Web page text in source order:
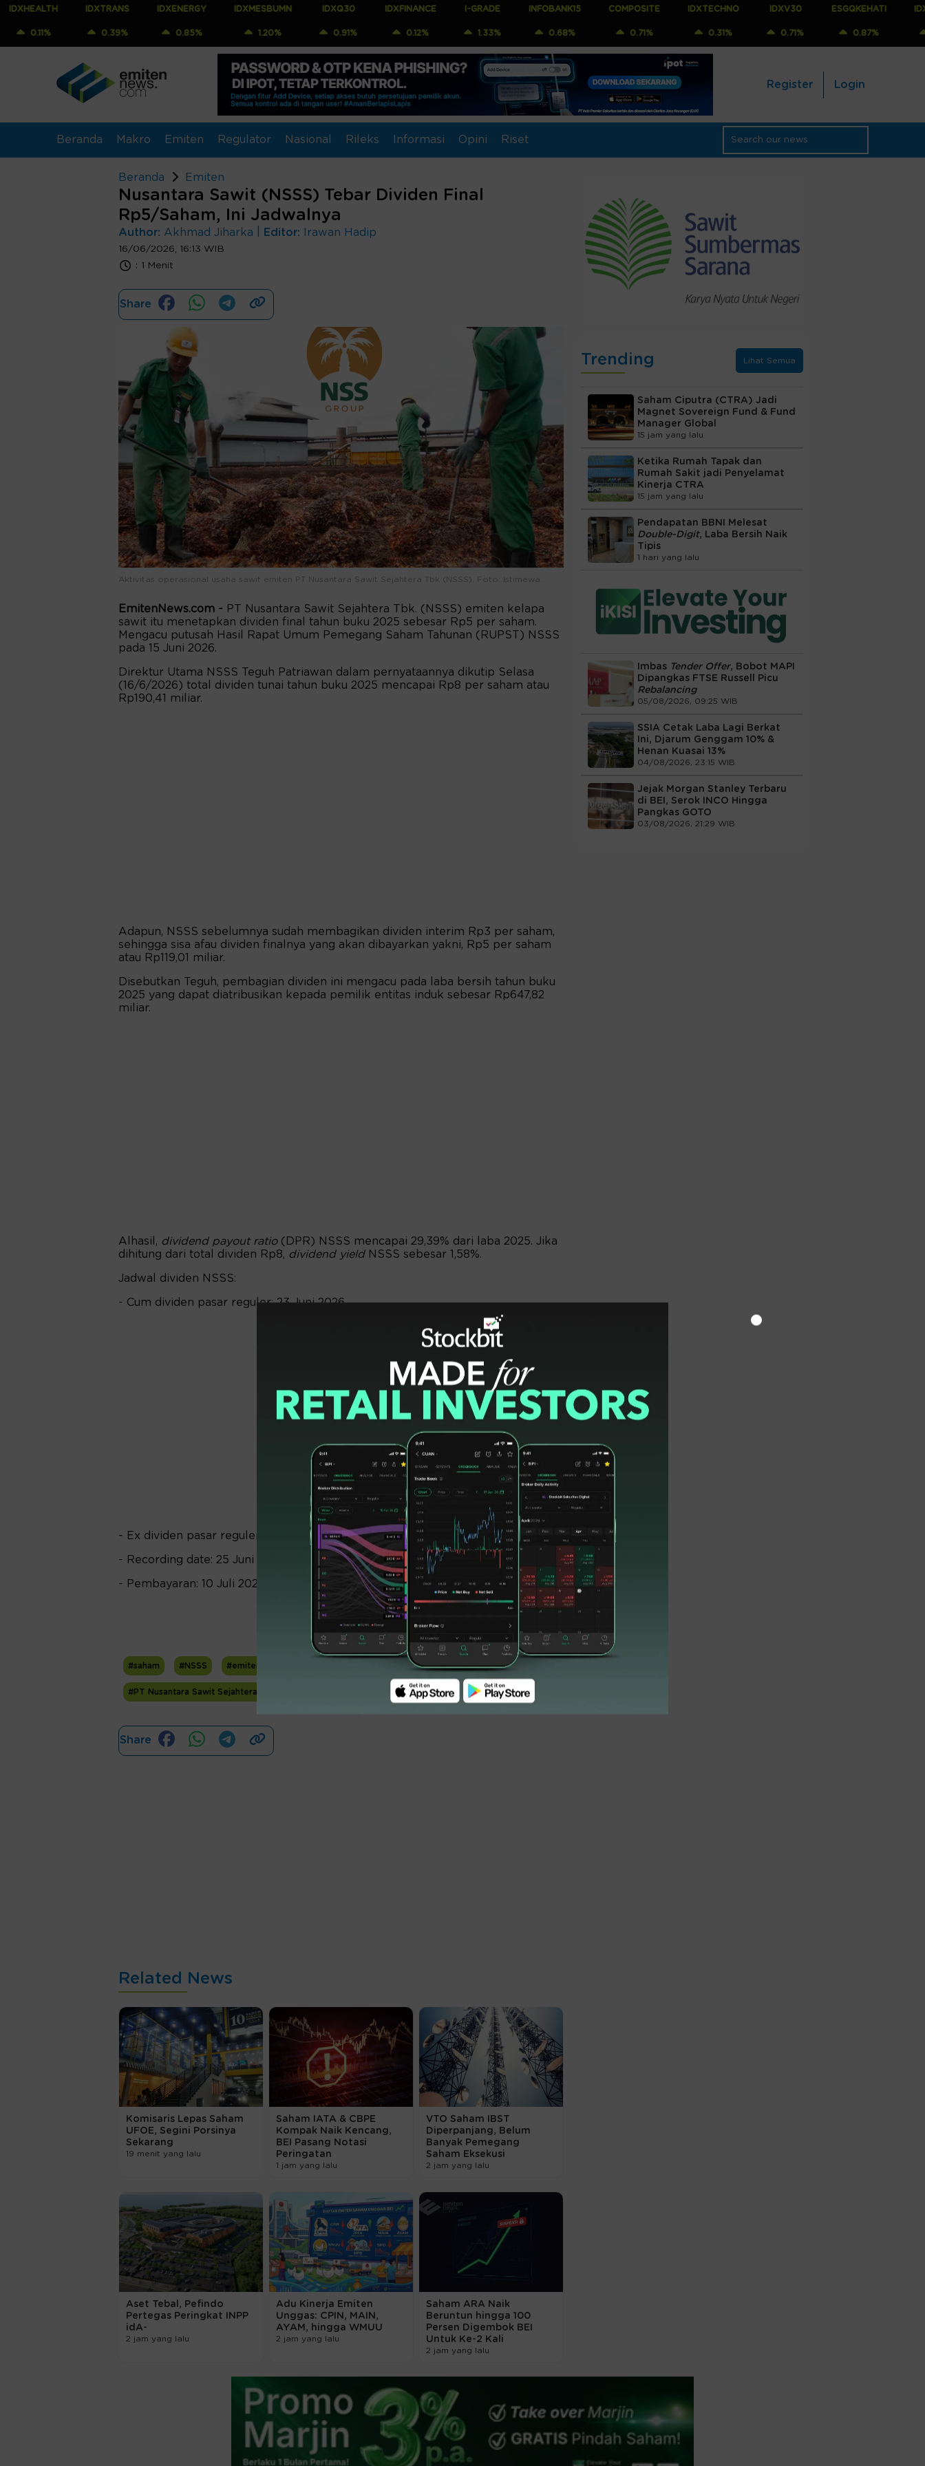
IDXTRANS
0.39%
IDXENERGY
0.85%
IDXMESBUMN IDXQ30
0.91%
IDXFINANCE
0.12%
I-GRADE
1.33%
INFOBANK15
0.68%
COMPOSITE
0.71%
IDXTECHNO IDXV30
0.71%
ESGQKEHATI
0.87%
IDXNONCYC
Register Login
Beranda Makro Emiten Regulator Nasional Rileks Informasi Opini Riset
Beranda Emiten
Nusantara Sawit (NSSS) Tebar Dividen Final
Rp5/Saham, Ini Jadwalnya
Author: Akhmad Jiharka Editor: Irawan Hadip
16/06/2026, 16:13 WIB
: 1 Menit
Share
Aktivitas operasional usaha sawit emiten PT Nusantara Sawit Sejahtera Tbk (NSSS). Foto: Istimewa.
EmitenNews.com - PT Nusantara Sawit Sejahtera Tbk. (NSSS) emiten kelapa
sawit itu menetapkan dividen final tahun buku 2025 sebesar Rp5 per saham.
Mengacu putusah Hasil Rapat Umum Pemegang Saham Tahunan (RUPST) NSSS
pada 15 Juni 2026.
Direktur Utama NSSS Teguh Patriawan dalam pernyataannya dikutip Selasa
(16/6/2026) total dividen tunai tahun buku 2025 mencapai Rp8 per saham atau
Rp190,41 miliar.
Adapun, NSSS sebelumnya sudah membagikan dividen interim Rp3 per saham,
sehingga sisa afau dividen finalnya yang akan dibayarkan yakni, Rp5 per saham
atau Rp119,01 miliar.
Disebutkan Teguh, pembagian dividen ini mengacu pada laba bersih tahun buku
2025 yang dapat diatribusikan kepada pemilik entitas induk sebesar Rp647,82
miliar.
Alhasil, dividend payout ratio(DPR) NSSS mencapai 29,39% dari laba 2025. Jika
dihitung dari total dividen Rp8, dividend yieldNSSS sebesar 1,58%.
Jadwal dividen NSSS:
- Cum dividen pasar reguler: 23 Juni 2026
- Ex dividen pasar reguler: 24 Juni 2026
- Recording date: 25 Juni 2026
- Pembayaran: 10 Juli 2026
#saham #NSSS #emiten sawit #Dividen NSSS
#PT Nusantara Sawit Sejahtera Tbk. (NSSS)
Share
Related News
Komisaris Lepas Saham
UFOE, Segini Porsinya
Sekarang
19 menit yang lalu
Saham IATA & CBPE
Kompak Naik Kencang,
BEI Pasang Notasi
Peringatan
1 jam yang lalu
VTO Saham IBST
Diperpanjang, Belum
Banyak Pemegang
Saham Eksekusi
2 jam yang lalu
Aset Tebal, Pefindo
Pertegas Peringkat INPP
idA-
2 jam yang lalu
Adu Kinerja Emiten
Unggas: CPIN, MAIN,
AYAM, hingga WMUU
2 jam yang lalu
Saham ARA Naik
Beruntun hingga 100
Persen Digembok BEI
Untuk Ke-2 Kali
2 jam yang lalu
Trending Lihat Semua
Saham Ciputra (CTRA) Jadi
Magnet Sovereign Fund & Fund
Manager Global
15 jam yang lalu
Ketika Rumah Tapak dan
Rumah Sakit jadi Penyelamat
Kinerja CTRA
15 jam yang lalu
Pendapatan BBNI Melesat
Double-Digit, Laba Bersih Naik
Tipis
1 hari yang lalu
Imbas Tender Offer, Bobot MAPI
Dipangkas FTSE Russell Picu
Rebalancing
05/08/2026, 09:25 WIB
SSIA Cetak Laba Lagi Berkat
Ini, Djarum Genggam 10% &
Henan Kuasai 13%
04/08/2026, 23:15 WIB
Jejak Morgan Stanley Terbaru
di BEI, Serok INCO Hingga
Pangkas GOTO
03/08/2026, 21:29 WIB